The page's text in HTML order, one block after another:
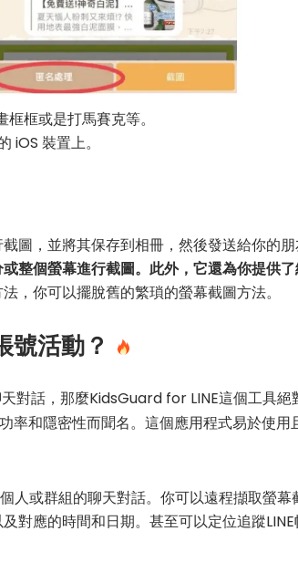
框或是打馬賽克等。
iOS 裝置上。
圖，並將其保存到相冊，然後發送給你的朋
整個螢幕進行截圖。此外，它還為你提供
，你可以擺脫舊的繁瑣的螢幕截圖方法。
號活動？
對話，那麼KidsGuard for LINE這個工具絕
率和隱密性而聞名。這個應用程式易於使用
人或群組的聊天對話。你可以遠程擷取螢幕
對應的時間和日期。甚至可以定位追蹤